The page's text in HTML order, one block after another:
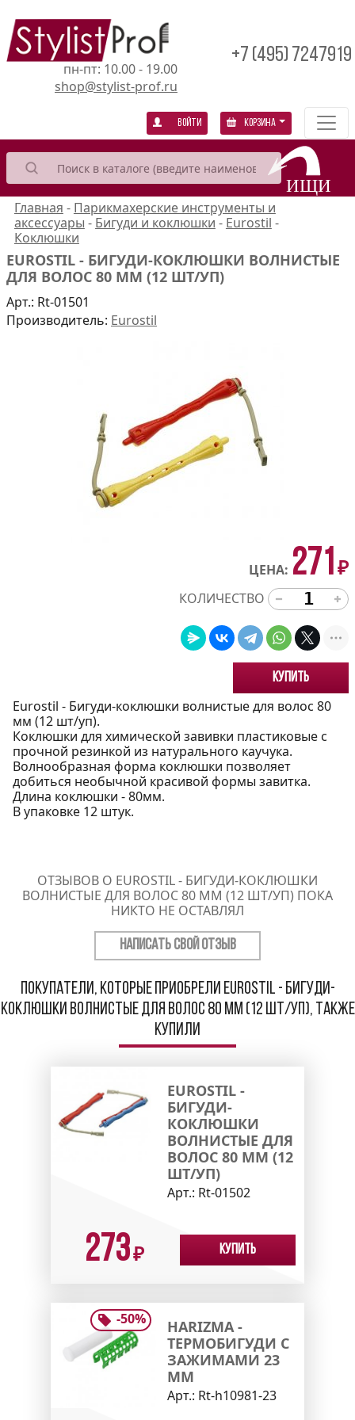
пн-пт: 10.00 - 19.00
shop@stylist-prof.ru
+7 (495) 7247919
Войти Корзина
Главная - Парикмахерские инструменты и
аксессуары - Бигуди и коклюшки - Eurostil -
Коклюшки
EUROSTIL - БИГУДИ-КОКЛЮШКИ ВОЛНИСТЫЕ
ДЛЯ ВОЛОС 80 ММ (12 ШТ/УП)
Арт.: Rt-01501
Производитель: Eurostil
ЦЕНА: 271 ₽
КОЛИЧЕСТВО
Купить
Eurostil - Бигуди-коклюшки волнистые для волос 80
мм (12 шт/уп).
Коклюшки для химической завивки пластиковые с
прочной резинкой из натурального каучука.
Волнообразная форма коклюшки позволяет
добиться необычной красивой формы завитка.
Длина коклюшки - 80мм.
В упаковке 12 штук.
ОТЗЫВОВ О EUROSTIL - БИГУДИ-КОКЛЮШКИ
ВОЛНИСТЫЕ ДЛЯ ВОЛОС 80 ММ (12 ШТ/УП) ПОКА
НИКТО НЕ ОСТАВЛЯЛ
НАПИСАТЬ СВОЙ ОТЗЫВ
Покупатели, которые приобрели Eurostil - Бигуди-
коклюшки волнистые для волос 80 мм (12 шт/уп), также
купили
EUROSTIL -
БИГУДИ-
КОКЛЮШКИ
ВОЛНИСТЫЕ ДЛЯ
ВОЛОС 80 ММ (12
ШТ/УП)
Арт.: Rt-01502
273₽ Купить
-50%
HARIZMA -
ТЕРМОБИГУДИ С
ЗАЖИМАМИ 23
ММ
Арт.: Rt-h10981-23